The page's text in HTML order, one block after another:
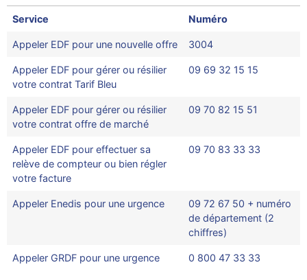
Service Numéro
Appeler EDF pour une nouvelle offre 3004
Appeler EDF pour gérer ou résilier
votre contrat Tarif Bleu
09 69 32 15 15
Appeler EDF pour gérer ou résilier
votre contrat offre de marché
09 70 82 15 51
Appeler EDF pour effectuer sa
relève de compteur ou bien régler
votre facture
09 70 83 33 33
Appeler Enedis pour une urgence
09 72 67 50 + numéro
de département (2
chiffres)
Appeler GRDF pour une urgence 0 800 47 33 33